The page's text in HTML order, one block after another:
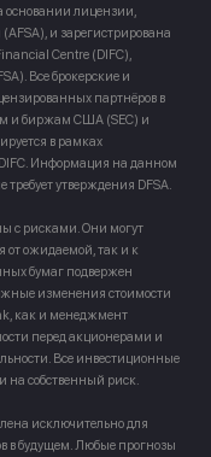
основании лицензии,
и зарегистрирована
Centre (DIFC),
Все брокерские и
партнёров в
и биржам США (SEC) и
в рамках
DIFC. Информация на данном
утверждения DFSA.
с рисками. Они могут
от ожидаемой, так и к
бумаг подвержен
изменения стоимости
как и менеджмент
перед акционерами и
Все инвестиционные
на собственный риск.
исключительно для
в будущем. Любые прогнозы